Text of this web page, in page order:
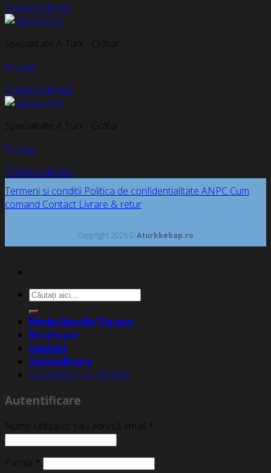
Citește mai mult
Specialitate A Turk - Grătar
Produs
Citește mai mult
Specialitate A Turk - Grătar
Produs
Citește mai mult
Termeni si conditii Politica de confidentialitate ANPC Cum
comand Contact Livrare & retur
Copyright 2026 ©Aturkkebap.ro
Caută
după:
Meniu Specific Turcesc
Rezervare
Contact
Autentificare
COMANDĂ TELEFONIC
Autentificare
Nume utilizator sau adresă email *
Parolă *